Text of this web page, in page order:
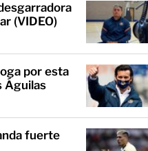
(VIDEO)
por esta
Águilas
fuerte